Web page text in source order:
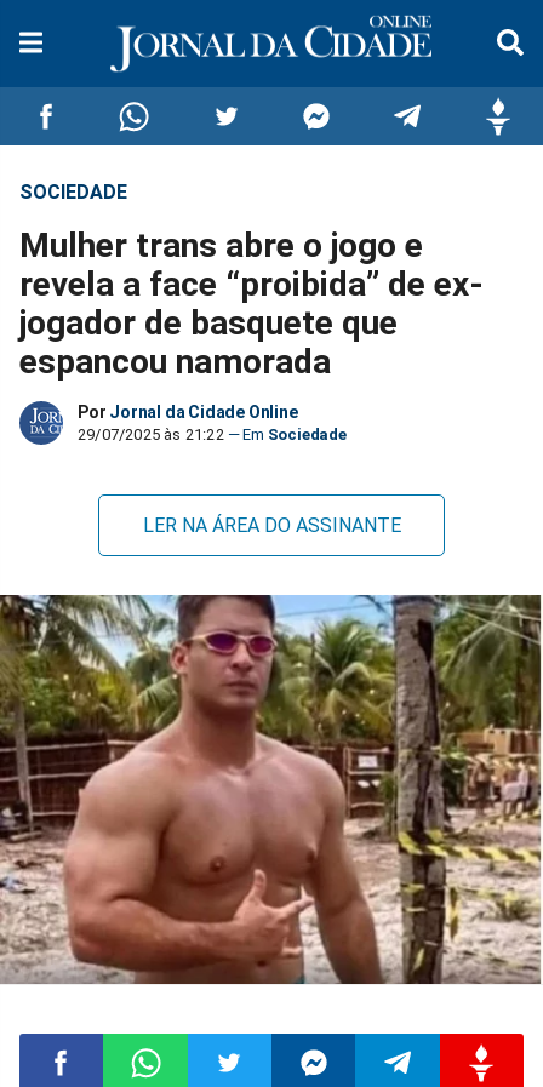
Compartilhar
no
Facebook
Compartilhar
no
Whatsapp
no
Twitter
no
Messenger
no
Telegram
SOCIEDADE
Mulher trans abre o jogo e
revela a face “proibida” de ex-
jogador de basquete que
espancou namorada
Por Jornal da Cidade Online
29/07/2025 às 21:22 Sociedade
LER NA ÁREA DO ASSINANTE